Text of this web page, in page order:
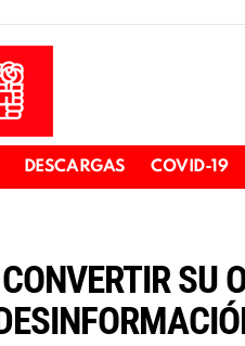
DESCARGAS COVID-19
SU